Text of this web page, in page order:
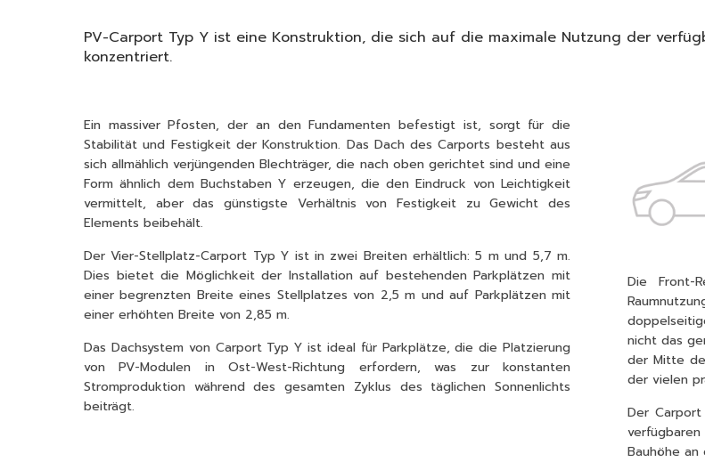
PV-Carport Typ Y ist eine Konstruktion, die sich auf die maximale Nutzung der
konzentriert.
Ein massiver Pfosten, der an den Fundamenten befestigt ist, sorgt für die
Stabilität und Festigkeit der Konstruktion. Das Dach des Carports besteht aus
sich allmählich verjüngenden Blechträger, die nach oben gerichtet sind und eine
Form ähnlich dem Buchstaben Y erzeugen, die den Eindruck von Leichtigkeit
vermittelt, aber das günstigste Verhältnis von Festigkeit zu Gewicht des
Elements beibehält.
Der Vier-Stellplatz-Carport Typ Y ist in zwei Breiten erhältlich: 5 m und 5,7 m.
Dies bietet die Möglichkeit der Installation auf bestehenden Parkplätzen mit
einer begrenzten Breite eines Stellplatzes von 2,5 m und auf Parkplätzen mit
einer erhöhten Breite von 2,85 m.
Das Dachsystem von Carport Typ Y ist ideal für Parkplätze, die die Platzierung
von PV-Modulen in Ost-West-Richtung erfordern, was zur konstanten
Stromproduktion während des gesamten Zyklus des täglichen Sonnenlichts
beiträgt.
Die Front-
nicht das
der Mitte
der vielen
Der
Bauhöhe